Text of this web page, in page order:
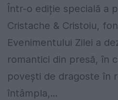
Într-o ediție specială a
Cristache & Cristoiu,
Evenimentului Zilei a
romantici din presă, în
povești de dragoste în
întâmpla,...